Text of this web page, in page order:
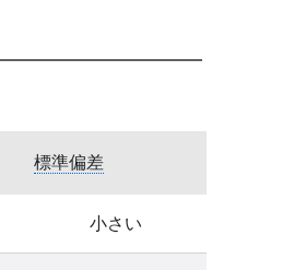
標準偏差
小さい